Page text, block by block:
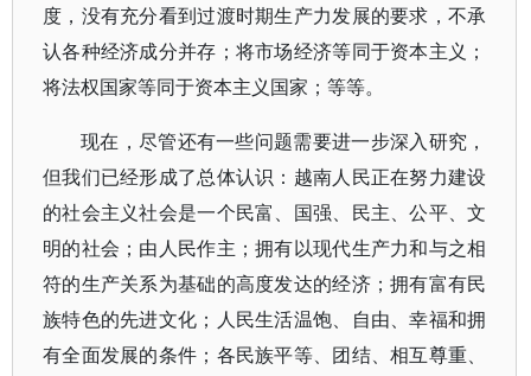
度，没有充分看到过渡时期生产力发展的要求，不承
认各种经济成分并存；将市场经济等同于资本主义；
将法权国家等同于资本主义国家；等等。
现在，尽管还有一些问题需要进一步深入研究，
但我们已经形成了总体认识：越南人民正在努力建设
的社会主义社会是一个民富、国强、民主、公平、文
明的社会；由人民作主；拥有以现代生产力和与之相
符的生产关系为基础的高度发达的经济；拥有富有民
族特色的先进文化；人民生活温饱、自由、幸福和拥
有全面发展的条件；各民族平等、团结、相互尊重、